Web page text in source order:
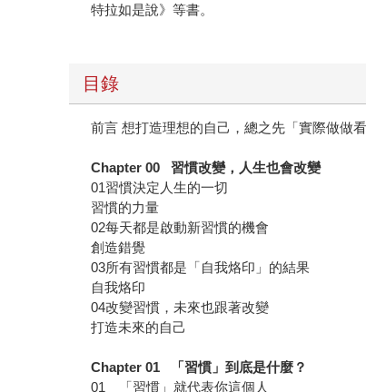
特拉如是說》等書。
目錄
前言 想打造理想的自己，總之先「實際做做看
Chapter 00 習慣改變，人生也會改變
01習慣決定人生的一切
習慣的力量
02每天都是啟動新習慣的機會
創造錯覺
03所有習慣都是「自我烙印」的結果
自我烙印
04改變習慣，未來也跟著改變
打造未來的自己
Chapter 01 「習慣」到底是什麼？
01 「習慣」就代表你這個人